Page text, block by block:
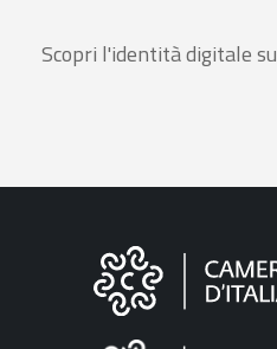
Scopri l'identità digitale su
Informazioni